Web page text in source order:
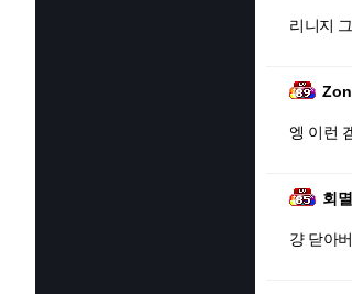
리니지
엥 이런
회멸
걍 닫아